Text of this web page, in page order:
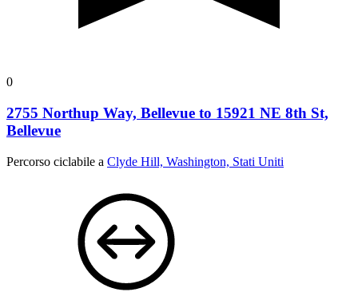
0
2755 Northup Way, Bellevue to 15921 NE 8th St,
Bellevue
Percorso ciclabile a Clyde Hill, Washington, Stati Uniti